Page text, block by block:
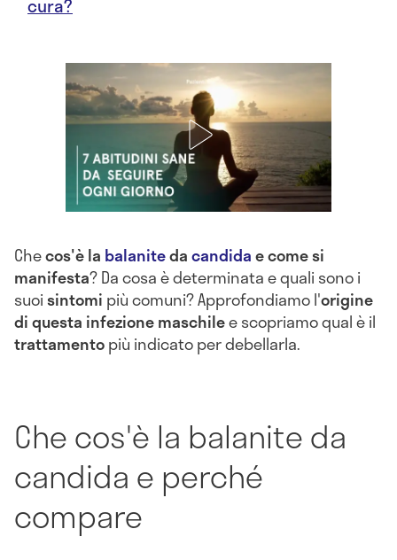
cura?
Checos'è la balanitedacandidae come si
manifesta? Da cosa è determinata e quali sono i
suoisintomi più comuni? Approfondiamo l'origine
di questa infezione maschilee scopriamo qual è il
trattamentopiù indicato per debellarla.
Che cos'è la balanite da
candida e perché
compare